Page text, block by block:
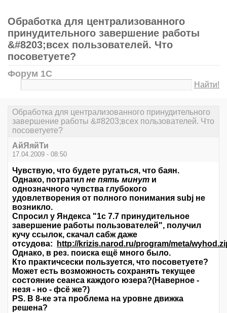
Обработка для централизованного
принудительного завершение работы
&#8203;всех пользователей. Что
посоветуете?
Форум 1С
Найти!
Обработка для централизованного принудительного
завершение работы &#8203;всех пользователей. Что
посоветуете?
АйЯяйТи
17.04.2009 - 08:50
Чувствую, что будете ругаться, что баян.
Однако, потратил не пять минут и
однозначного чувства глубокого
удовлетворения от полного понимания subj не
возникло.
Спросил у Яндекса "1с 7.7 принудительное
завершение работы пользователей", получил
кучу ссылок, скачал сабж даже
отсудова:
http://krizis.narod.ru/program/meta/
Однако, в рез. поиска ещё много было.
Кто практичсески пользуется, что посоветуете?
Может есть возможность сохранять текущее
состояние сеанса каждого юзера?(Наверное -
незя - но - фсё же?)
PS. В 8-ке эта проблема на уровне движка
решена?